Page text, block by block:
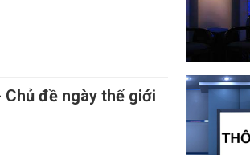
đề ngày thế giới